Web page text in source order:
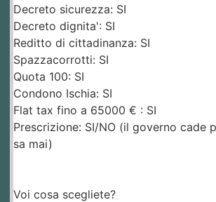
Decreto sicurezza: SI
Decreto dignita': SI
Reditto di cittadinanza: SI
Spazzacorrotti: SI
Quota 100: SI
Condono Ischia: SI
Flat tax fino a 65000 € : SI
Prescrizione: SI/NO (il governo cade
sa mai)
Voi cosa scegliete?